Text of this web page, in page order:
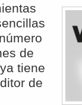
de
tiene
de